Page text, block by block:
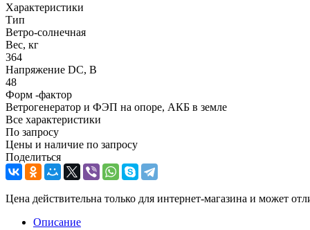
Характеристики
Тип
Ветро-солнечная
Вес, кг
364
Напряжение DC, В
48
Форм -фактор
Ветрогенератор и ФЭП на опоре, АКБ в земле
Все характеристики
По запросу
Цены и наличие по запросу
Поделиться
Цена действительна только для интернет-магазина и может
Описание